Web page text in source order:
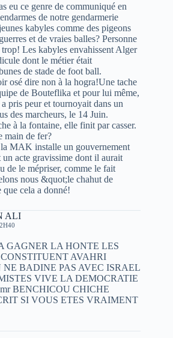
eu ce genre de communiqué en
de notre gendarmerie
kabyles comme des pigeons
et de vraies balles? Personne
trop! Les kabyles envahissent Alger
dont le métier était
de stade de foot ball.
osé dire non à la hogra!Une tache
de Bouteflika et pour lui même,
pris peur et tournoyait dans un
des marcheurs, le 14 Juin.
à la fontaine, elle finit par casser.
main de fer?
MAK installe un gouvernement
acte gravissime dont il aurait
de le mépriser, comme le fait
nous &quot;le chahut de
cela a donné!
ALI
GAGNER LA HONTE LES
AVAHRI
BADINE PAS AVEC ISRAEL
VIVE LA DEMOCRATIE
BENCHICOU CHICHE
SI VOUS ETES VRAIMENT